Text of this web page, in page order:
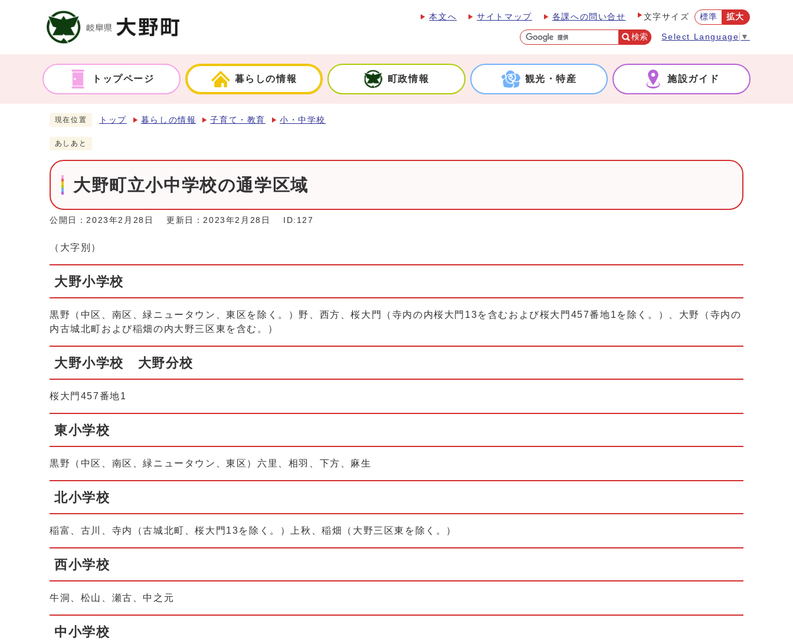
本文へ サイトマップ 各課への問い合せ 文字サイズ 標準 拡大
検索 Select Language ▼
トップページ 暮らしの情報 町政情報 観光・特産 施設ガイド
現在位置 トップ 暮らしの情報 子育て・教育 小・中学校
あしあと
大野町立小中学校の通学区域
公開日：2023年2月28日 更新日：2023年2月28日 ID:127
（大字別）
大野小学校
黒野（中区、南区、緑ニュータウン、東区を除く。）野、西方、桜大門（寺内の内桜大門13を含むおよび桜大門457番地1を除く。）、大野（寺内の
内古城北町および稲畑の内大野三区東を含む。）
大野小学校 大野分校
桜大門457番地1
東小学校
黒野（中区、南区、緑ニュータウン、東区）六里、相羽、下方、麻生
北小学校
稲富、古川、寺内（古城北町、桜大門13を除く。）上秋、稲畑（大野三区東を除く。）
西小学校
牛洞、松山、瀬古、中之元
中小学校